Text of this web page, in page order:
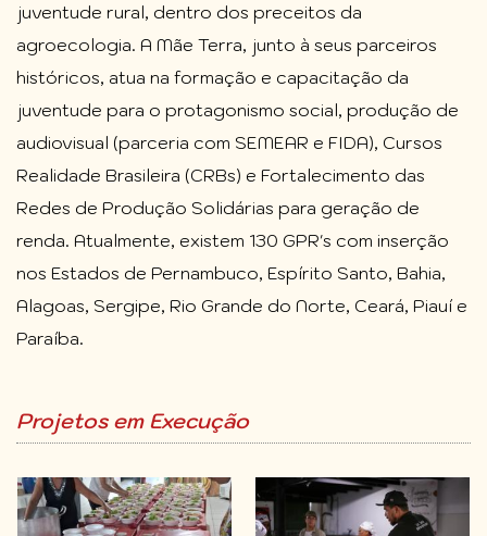
juventude rural, dentro dos preceitos da
agroecologia. A Mãe Terra, junto à seus parceiros
históricos, atua na formação e capacitação da
juventude para o protagonismo social, produção de
audiovisual (parceria com SEMEAR e FIDA), Cursos
Realidade Brasileira (CRBs) e Fortalecimento das
Redes de Produção Solidárias para geração de
renda. Atualmente, existem 130 GPR's com inserção
nos Estados de Pernambuco, Espírito Santo, Bahia,
Alagoas, Sergipe, Rio Grande do Norte, Ceará, Piauí e
Paraíba.
Projetos em Execução